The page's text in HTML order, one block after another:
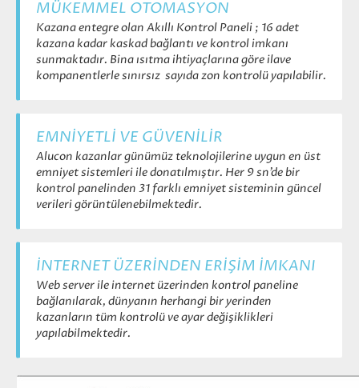
MÜKEMMEL OTOMASYON
Kazana entegre olan Akıllı Kontrol Paneli ; 16 adet
kazana kadar kaskad bağlantı ve kontrol imkanı
sunmaktadır. Bina ısıtma ihtiyaçlarına göre ilave
kompanentlerle sınırsız sayıda zon kontrolü yapılabilir.
EMNİYETLİ VE GÜVENİLİR
Alucon kazanlar günümüz teknolojilerine uygun en üst
emniyet sistemleri ile donatılmıştır. Her 9 sn’de bir
kontrol panelinden 31 farklı emniyet sisteminin güncel
verileri görüntülenebilmektedir.
İNTERNET ÜZERİNDEN ERİŞİM İMKANI
Web server ile internet üzerinden kontrol paneline
bağlanılarak, dünyanın herhangi bir yerinden
kazanların tüm kontrolü ve ayar değişiklikleri
yapılabilmektedir.